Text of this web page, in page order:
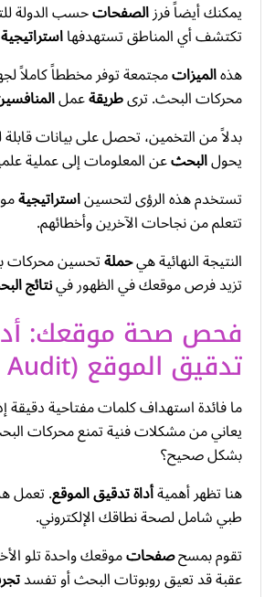
يمكنك أيضاً فرزالصفحاتحسب الدولة
تكتشف أي المناطق تستهدفهااستراتيجية
هذهالميزاتمجتمعة توفر مخططاً كاملاً
محركات البحث. ترىطريقةعمل
بدلاً من التخمين، تحصل على بيانات
يحولالبحثعن المعلومات إلى عملية
تستخدم هذه الرؤى لتحسيناستراتيجية
تتعلم من نجاحات الآخرين وأخطائهم.
النتيجة النهائية هيحملةتحسين محركات
تزيد فرص موقعك في الظهور فينتائج
فحص صحة موقعك:
تدقيق الموقع (Site Audit)
ما فائدة استهداف كلمات مفتاحية دقيقة
يعاني من مشكلات فنية تمنع محركات
بشكل صحيح؟
هنا تظهر أهميةأداة تدقيق الموقع. تعمل
طبي شامل لصحة نطاقك الإلكتروني.
تقوم بمسحصفحاتموقعك واحدة تلو
عقبة قد تعيق روبوتات البحث أو تفسد